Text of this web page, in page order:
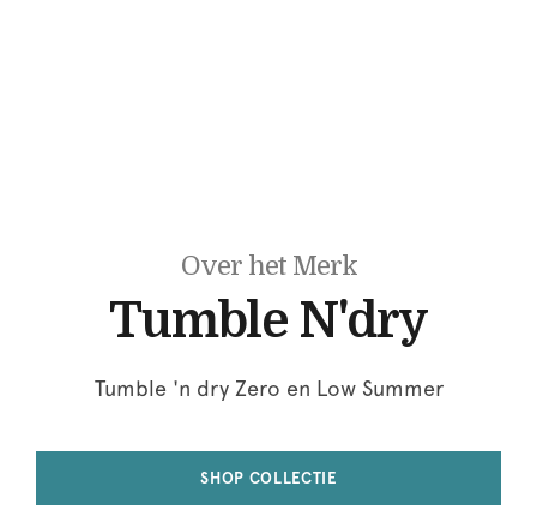
Over het Merk
Tumble N'dry
Tumble 'n dry Zero en Low Summer
SHOP COLLECTIE